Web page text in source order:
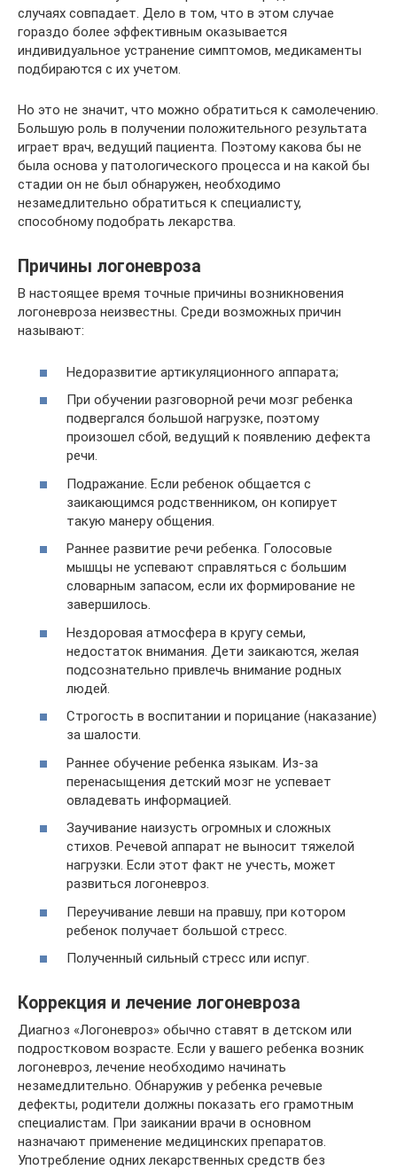
случаях совпадает. Дело в том, что в этом случае
гораздо более эффективным оказывается
индивидуальное устранение симптомов, медикаменты
подбираются с их учетом.
Но это не значит, что можно обратиться к самолечению.
Большую роль в получении положительного результата
играет врач, ведущий пациента. Поэтому какова бы не
была основа у патологического процесса и на какой бы
стадии он не был обнаружен, необходимо
незамедлительно обратиться к специалисту,
способному подобрать лекарства.
Причины логоневроза
В настоящее время точные причины возникновения
логоневроза неизвестны. Среди возможных причин
называют:
Недоразвитие артикуляционного аппарата;
При обучении разговорной речи мозг ребенка
подвергался большой нагрузке, поэтому
произошел сбой, ведущий к появлению дефекта
речи.
Подражание. Если ребенок общается с
заикающимся родственником, он копирует
такую манеру общения.
Раннее развитие речи ребенка. Голосовые
мышцы не успевают справляться с большим
словарным запасом, если их формирование не
завершилось.
Нездоровая атмосфера в кругу семьи,
недостаток внимания. Дети заикаются, желая
подсознательно привлечь внимание родных
людей.
Строгость в воспитании и порицание (наказание)
за шалости.
Раннее обучение ребенка языкам. Из-за
перенасыщения детский мозг не успевает
овладевать информацией.
Заучивание наизусть огромных и сложных
стихов. Речевой аппарат не выносит тяжелой
нагрузки. Если этот факт не учесть, может
развиться логоневроз.
Переучивание левши на правшу, при котором
ребенок получает большой стресс.
Полученный сильный стресс или испуг.
Коррекция и лечение логоневроза
Диагноз «Логоневроз» обычно ставят в детском или
подростковом возрасте. Если у вашего ребенка возник
логоневроз, лечение необходимо начинать
незамедлительно. Обнаружив у ребенка речевые
дефекты, родители должны показать его грамотным
специалистам. При заикании врачи в основном
назначают применение медицинских препаратов.
Употребление одних лекарственных средств без